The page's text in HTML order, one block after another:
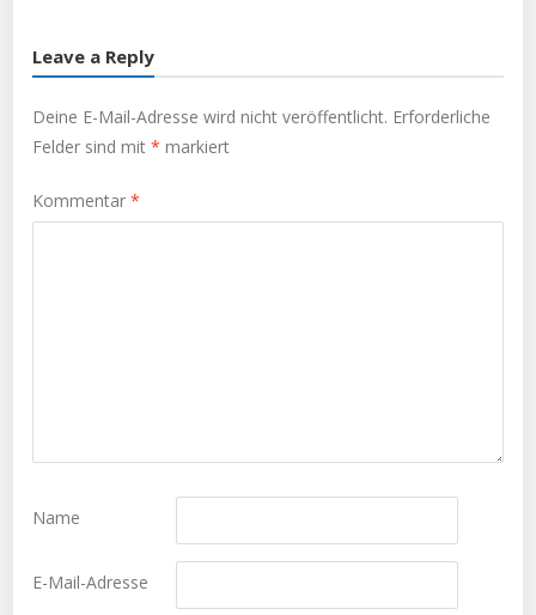
Leave a Reply
Deine E-Mail-Adresse wird nicht veröffentlicht. Erforderliche
Felder sind mit* markiert
Kommentar*
Name
E-Mail-Adresse